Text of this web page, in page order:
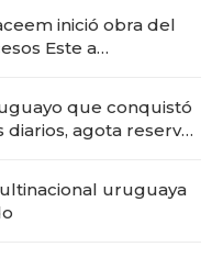
inició obra del
Este a
que conquistó
agota reservas
uruguaya